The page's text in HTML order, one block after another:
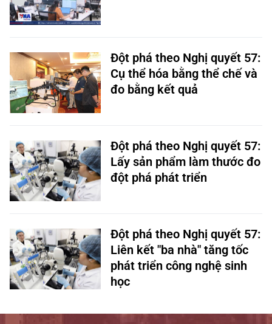
Đột phá theo Nghị quyết 57:
Cụ thể hóa bằng thể chế và
đo bằng kết quả
Đột phá theo Nghị quyết 57:
Lấy sản phẩm làm thước đo
đột phá phát triển
Đột phá theo Nghị quyết 57:
Liên kết "ba nhà" tăng tốc
phát triển công nghệ sinh
học